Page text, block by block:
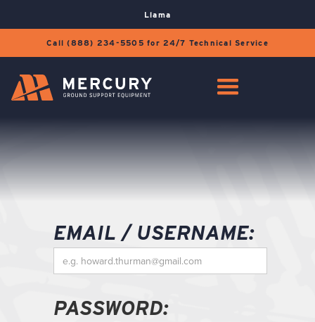
Llama
Call (888) 234-5505 for 24/7 Technical Service
EMAIL / USERNAME:
PASSWORD: